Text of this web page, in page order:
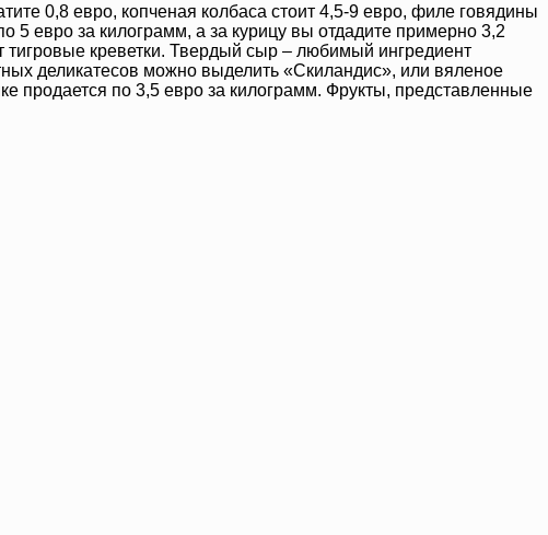
0,8 евро, копченая колбаса стоит 4,5-9 евро, филе говядины
5 евро за килограмм, а за курицу вы отдадите примерно 3,2
тигровые креветки. Твердый сыр – любимый ингредиент
деликатесов можно выделить «Скиландис», или вяленое
продается по 3,5 евро за килограмм. Фрукты, представленные